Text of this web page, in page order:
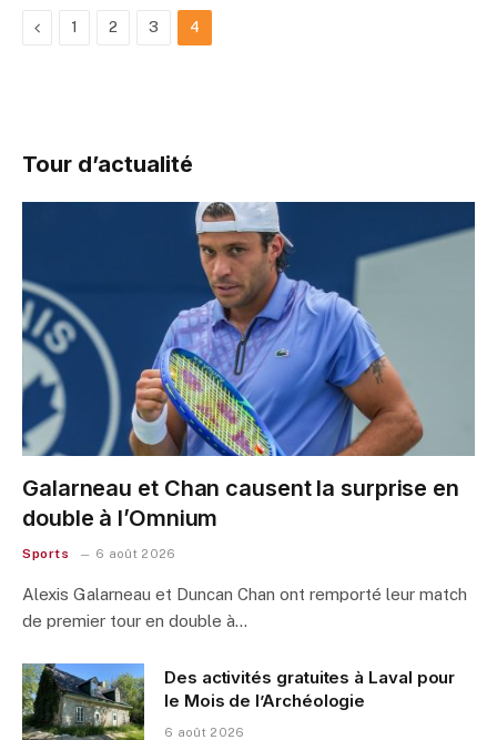
Previous
1 2 3 4
Tour d’actualité
Galarneau et Chan causent la surprise en
double à l’Omnium
Sports 6 août 2026
Alexis Galarneau et Duncan Chan ont remporté leur match
de premier tour en double à…
Des activités gratuites à Laval pour
le Mois de l’Archéologie
6 août 2026